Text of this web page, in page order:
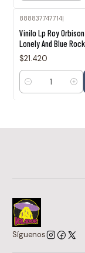
888837747714|
Vinilo Lp Roy
Lonely And Blue
$21.420
Cantidad
Síguenos